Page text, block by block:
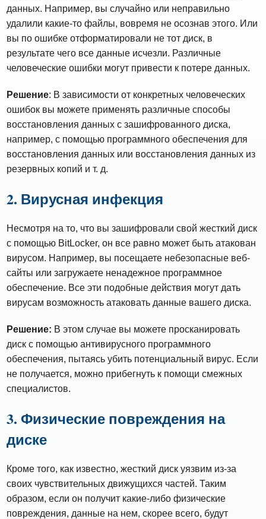
данных. Например, вы случайно или неправильно
удалили какие-то файлы, вовремя не осознав этого. Или
вы по ошибке отформатировали не тот диск, в
результате чего все данные исчезли. Различные
человеческие ошибки могут привести к потере данных.
Решение: В зависимости от конкретных человеческих
ошибок вы можете применять различные способы
восстановления данных с зашифрованного диска,
например, с помощью программного обеспечения для
восстановления данных или восстановления данных из
резервных копий и т. д.
2. Вирусная инфекция
Несмотря на то, что вы зашифровали свой жесткий диск
с помощью BitLocker, он все равно может быть атакован
вирусом. Например, вы посещаете небезопасные веб-
сайты или загружаете ненадежное программное
обеспечение. Все эти подобные действия могут дать
вирусам возможность атаковать данные вашего диска.
Решение: В этом случае вы можете просканировать
диск с помощью антивирусного программного
обеспечения, пытаясь убить потенциальный вирус. Если
не получается, можно прибегнуть к помощи смежных
специалистов.
3. Физические повреждения на
диске
Кроме того, как известно, жесткий диск уязвим из-за
своих чувствительных движущихся частей. Таким
образом, если он получит какие-либо физические
повреждения, данные на нем, скорее всего, будут